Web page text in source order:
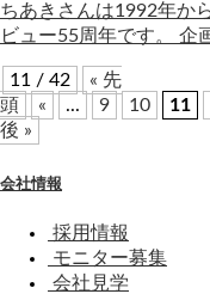
ちあきさんは1992年か
ビュー55周年です。 企
11 / 42
« 先
頭
« ... 9 10 11
後 »
会社情報
採用情報
モニター募集
会社見学